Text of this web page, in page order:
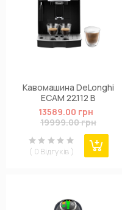
Кавомашина DeLonghi
ECAM 22.112 B
13589.00 грн
19999.00 грн
( 0 Відгуків )